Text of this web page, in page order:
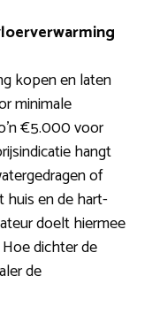
kopen en laten
minimale
€5.000 voor
hangt
of
huis en de hart-
doelt hiermee
dichter de
de